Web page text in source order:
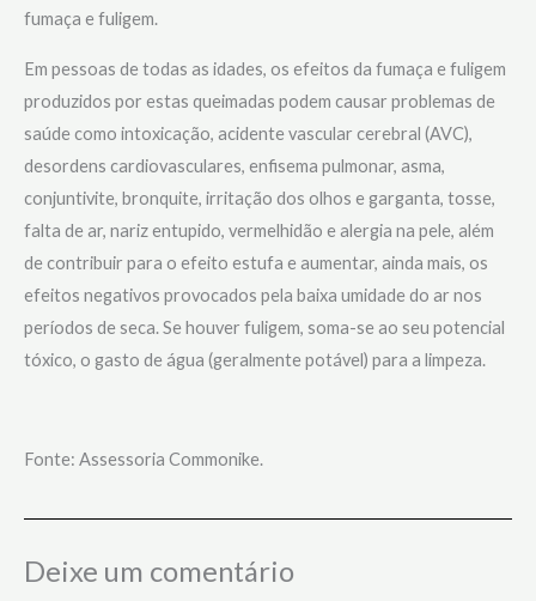
fumaça e fuligem.
Em pessoas de todas as idades, os efeitos da fumaça e fuligem
produzidos por estas queimadas podem causar problemas de
saúde como intoxicação, acidente vascular cerebral (AVC),
desordens cardiovasculares, enfisema pulmonar, asma,
conjuntivite, bronquite, irritação dos olhos e garganta, tosse,
falta de ar, nariz entupido, vermelhidão e alergia na pele, além
de contribuir para o efeito estufa e aumentar, ainda mais, os
efeitos negativos provocados pela baixa umidade do ar nos
períodos de seca. Se houver fuligem, soma-se ao seu potencial
tóxico, o gasto de água (geralmente potável) para a limpeza.
Fonte: Assessoria Commonike.
Deixe um comentário